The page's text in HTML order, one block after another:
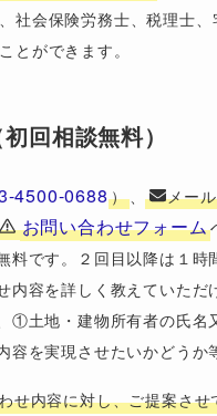
社会保険労務士、税理士
とができます。
回相談無料）
4500-0688）、 メー
お問い合わせフォーム
料です。２回目以降は１時
内容を詳しく教えていただ
①土地・建物所有者の氏
容を実現させたいかどうか
せ内容に対し、ご提案さ